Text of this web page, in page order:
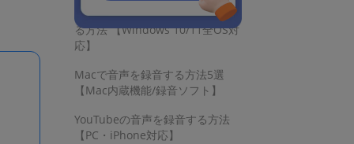
PCの内部音声を高音質で録音す
る方法 【Windows 10/11全OS対
応】
Macで音声を録音する方法5選
【Mac内蔵機能/録音ソフト】
YouTubeの音声を録音する方法
【PC・iPhone対応】